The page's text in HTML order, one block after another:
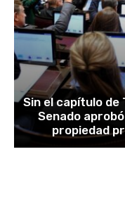
Sin el capítulo de
Senado
propiedad